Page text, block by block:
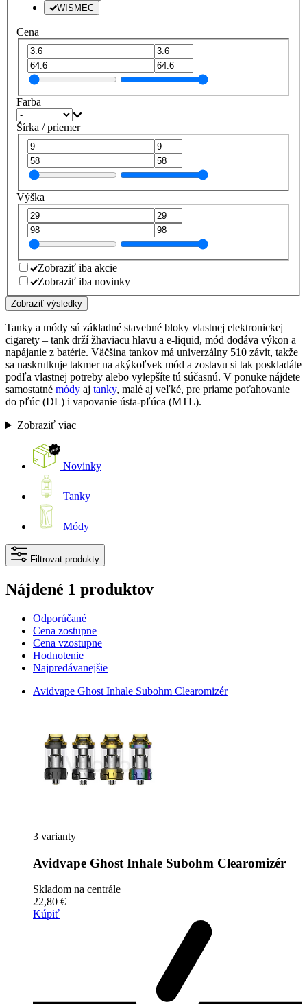
WISMEC
Cena
Farba
Šírka / priemer
Výška
Zobraziť iba akcie
Zobraziť iba novinky
Zobraziť výsledky
Tanky a módy sú základné stavebné bloky vlastnej elektronickej
cigarety – tank drží žhaviacu hlavu a e-liquid, mód dodáva výkon a
napájanie z batérie. Väčšina tankov má univerzálny 510 závit, takže
sa naskrutkuje takmer na akýkoľvek mód a zostavu si tak poskladáte
podľa vlastnej potreby alebo vylepšíte tú súčasnú. V ponuke nájdete
samostatné módy aj tanky, malé aj veľké, pre priame poťahovanie
do pľúc (DL) i vapovanie ústa-pľúca (MTL).
Zobraziť viac
Novinky
Tanky
Módy
Filtrovat produkty
Nájdené 1 produktov
Odporúčané
Cena zostupne
Cena vzostupne
Hodnotenie
Najpredávanejšie
Avidvape Ghost Inhale Subohm Clearomizér
3 varianty
Avidvape Ghost Inhale Subohm Clearomizér
Skladom na centrále
22,80 €
Kúpiť